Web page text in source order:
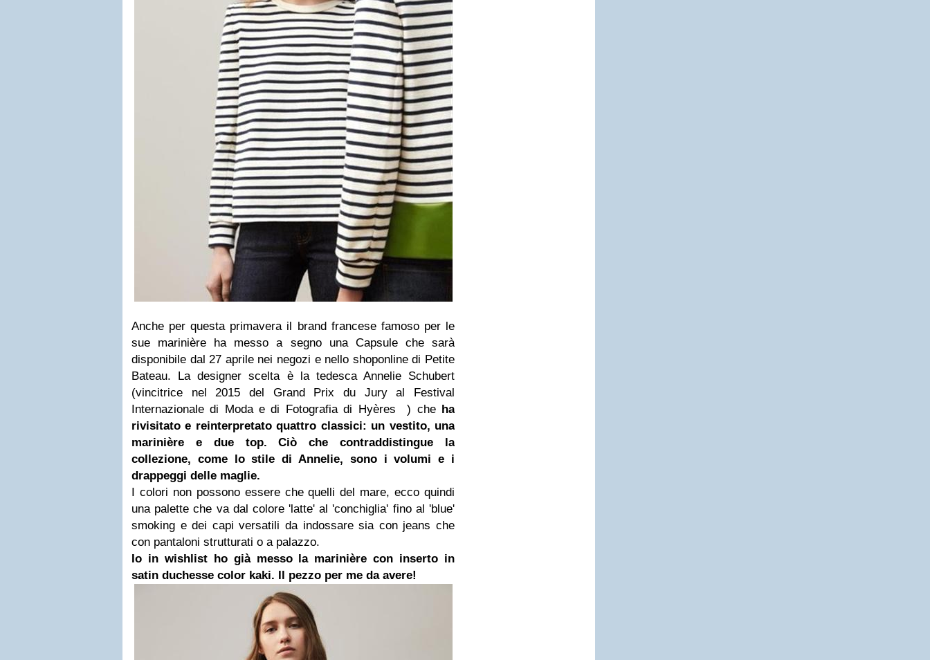
Anche per questa primavera il brand francese famoso per le
sue marinière ha messo a segno una Capsule che sarà
disponibile dal 27 aprile nei negozi e nello shoponline di Petite
Bateau. La designer scelta è la tedesca Annelie Schubert
(vincitrice nel 2015 del Grand Prix du Jury al Festival
Internazionale di Moda e di Fotografia di Hyères ) che ha
rivisitato e reinterpretato quattro classici: un vestito, una
marinière e due top. Ciò che contraddistingue la
collezione, come lo stile di Annelie, sono i volumi e i
drappeggi delle maglie.
I colori non possono essere che quelli del mare, ecco quindi
una palette che va dal colore 'latte' al 'conchiglia' fino al 'blue'
smoking e dei capi versatili da indossare sia con jeans che
con pantaloni strutturati o a palazzo.
Io in wishlist ho già messo la marinière con inserto in
satin duchesse color kaki. Il pezzo per me da avere!